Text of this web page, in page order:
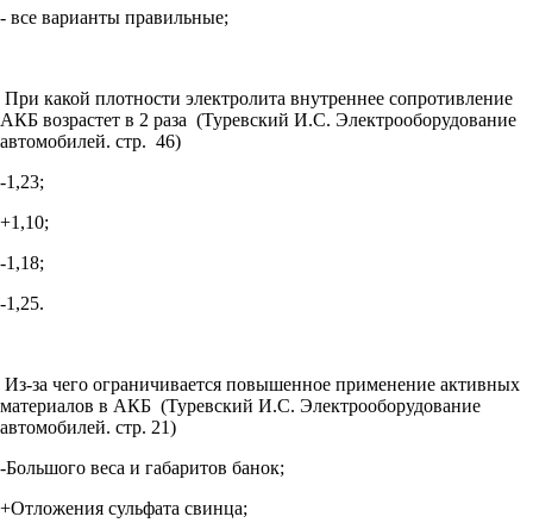
- все варианты правильные;
При какой плотности электролита внутреннее сопротивление
АКБ возрастет в 2 раза (Туревский И.С. Электрооборудование
автомобилей. стр. 46)
-1,23;
+1,10;
-1,18;
-1,25.
Из-за чего ограничивается повышенное применение активных
материалов в АКБ (Туревский И.С. Электрооборудование
автомобилей. стр. 21)
-Большого веса и габаритов банок;
+Отложения сульфата свинца;